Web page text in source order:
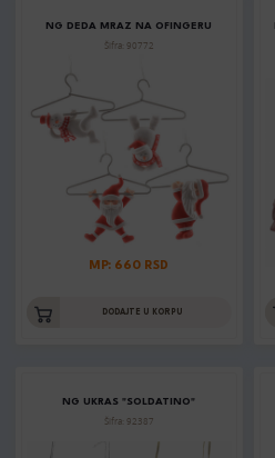
NG DEDA MRAZ NA OFINGERU
Šifra: 90772
MP: 660 RSD
DODAJTE U KORPU
NG UKRAS "SOLDATINO"
Šifra: 92387